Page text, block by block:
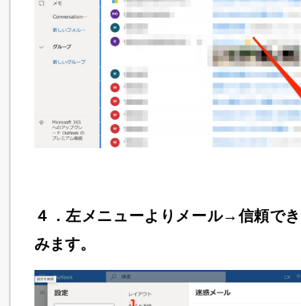
４．左メニューよりメール→信頼で
みます。